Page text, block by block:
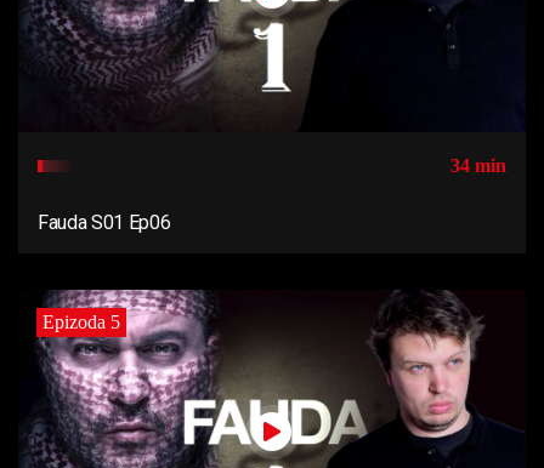
34 min
Fauda S01 Ep06
Epizoda 5